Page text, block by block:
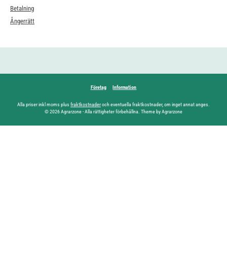
Betalning
Ångerrätt
Företag Information
Alla priser inkl moms plus fraktkostnaderoch eventuella fraktkostnader, om inget annat anges.
© 2026 Agrarzone - Alla rättigheter förbehållna. Theme by Agrarzone